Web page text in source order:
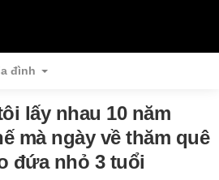
đình
lấy nhau 10 năm
mà ngày về thăm quê
đứa nhỏ 3 tuổi